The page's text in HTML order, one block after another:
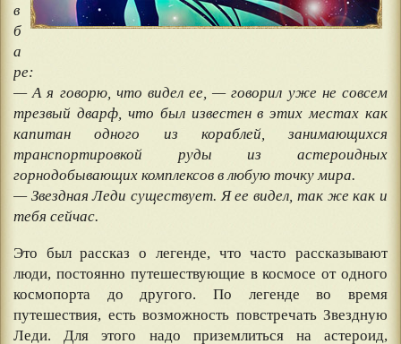
в
б
а
ре:
— А я говорю, что видел ее, — говорил уже не совсем
трезвый дварф, что был известен в этих местах как
капитан одного из кораблей, занимающихся
транспортировкой руды из астероидных
горнодобывающих комплексов в любую точку мира.
— Звездная Леди существует. Я ее видел, так же как и
тебя сейчас.
Это был рассказ о легенде, что часто рассказывают
люди, постоянно путешествующие в космосе от одного
космопорта до другого. По легенде во время
путешествия, есть возможность повстречать Звездную
Леди. Для этого надо приземлиться на астероид,